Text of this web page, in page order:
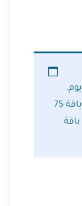
,
باقة 75
باقة